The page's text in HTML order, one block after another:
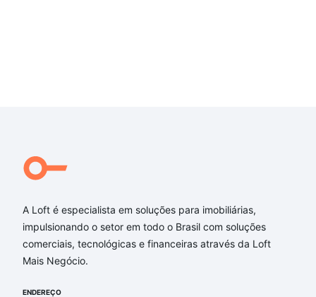
A Loft é especialista em soluções para imobiliárias,
impulsionando o setor em todo o Brasil com soluções
comerciais, tecnológicas e financeiras através da Loft
Mais Negócio.
ENDEREÇO